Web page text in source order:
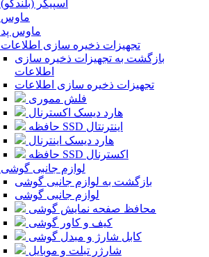
اسپیکر (بلندگو)
ماوس
ماوس پد
تجهیزات ذخیره سازی اطلاعات
بازگشت به تجهیزات ذخیره سازی
اطلاعات
تجهیزات ذخیره سازی اطلاعات
فلش مموری
هارد دیسک اکسترنال
حافظه SSD اینترنتال
هارد دیسک اینترنال
حافظه SSD اکسترنال
لوازم جانبی گوشی
بازگشت به لوازم جانبی گوشی
لوازم جانبی گوشی
محافظ صفحه نمایش گوشی
کیف و کاور گوشی
کابل شارژ و مبدل گوشی
شارژر تبلت و موبایل